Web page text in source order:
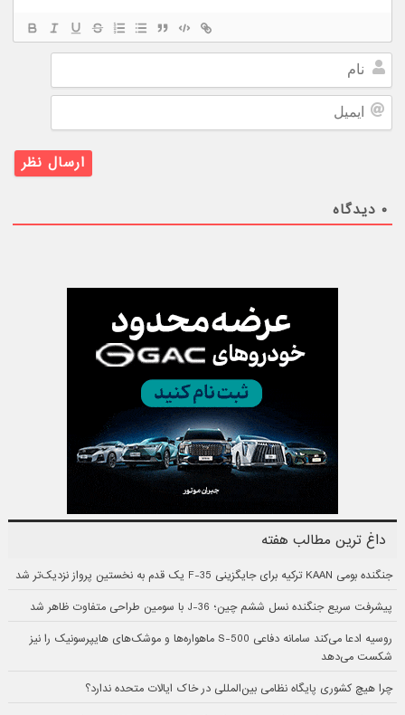
نام
ایمیل
۰ دیدگاه
داغ ترین مطالب هفته
جنگنده بومی KAAN ترکیه برای جایگزینی F-35 یک قدم به نخستین پرواز نزدیک‌تر شد
پیشرفت سریع جنگنده نسل ششم چین؛ J-36 با سومین طراحی متفاوت ظاهر شد
روسیه ادعا می‌کند سامانه دفاعی S-500 ماهواره‌ها و موشک‌های هایپرسونیک را نیز
شکست می‌دهد
چرا هیچ کشوری پایگاه نظامی بین‌المللی در خاک ایالات متحده ندارد؟